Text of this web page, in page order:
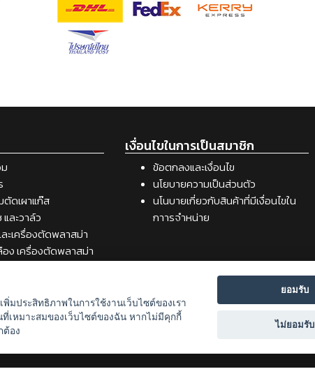
ดเผาแก๊ส
ละวาล์ว
ละเครื่องตัดพลาสม่า
อง เครื่องตัดพลาสม่า
มีภัณฑ์สำหรับงาน
เงื่อนไขในการเป็นสมาชิก
ข้อตกลงและเงื่อนไข
นโยบายความเป็นส่วนตัว
นโนบายเกี่ยวกับสินค้าที่มีเงื่อนไขใน
กาารจำหน่าย
มประสิทธิภาพในการใช้งานเว็บไซต์ของเรา
เหมาะสมของเว็บไซต์ของฉัน หากไม่มีคุกกี้
ต้อง
ยอมรับ
ไม่ยอมรับ